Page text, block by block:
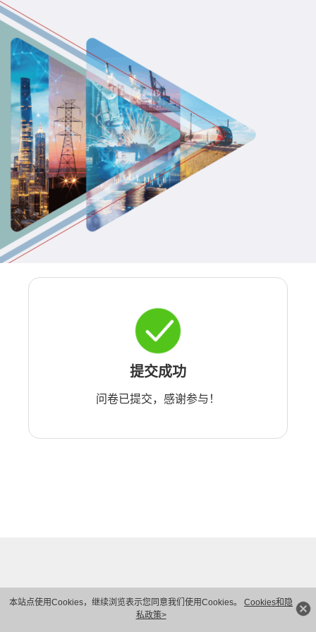
本站点使用Cookies，继续浏览表示您同意我们使用Cookies。 Cookies和隐
私政策>
提交成功
问卷已提交，感谢参与！